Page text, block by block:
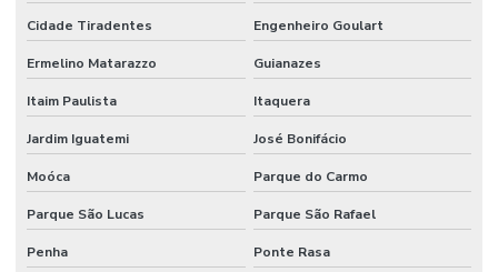
Fornecedor De Etiqueta De Gondola No Rio Grande Do Sul
Fornecedor De Etiqueta Nylon Resinado
Fornecedor De Etiqueta Nylon Resinado Santa Catarina
Fornecedor De Etiquetas Adesivas Paraná
Fornecedor De Etiquetas Adesivas Sul
Fornecedor De Etiquetas Com Cola Hotmelt
Fornecedor De Etiquetas No Rio Grande Do Sul
Cidade Tiradentes Engenheiro Goulart
Ermelino Matarazzo Guianazes
Itaim Paulista Itaquera
Jardim Iguatemi José Bonifácio
Moóca Parque do Carmo
Parque São Lucas Parque São Rafael
Penha Ponte Rasa